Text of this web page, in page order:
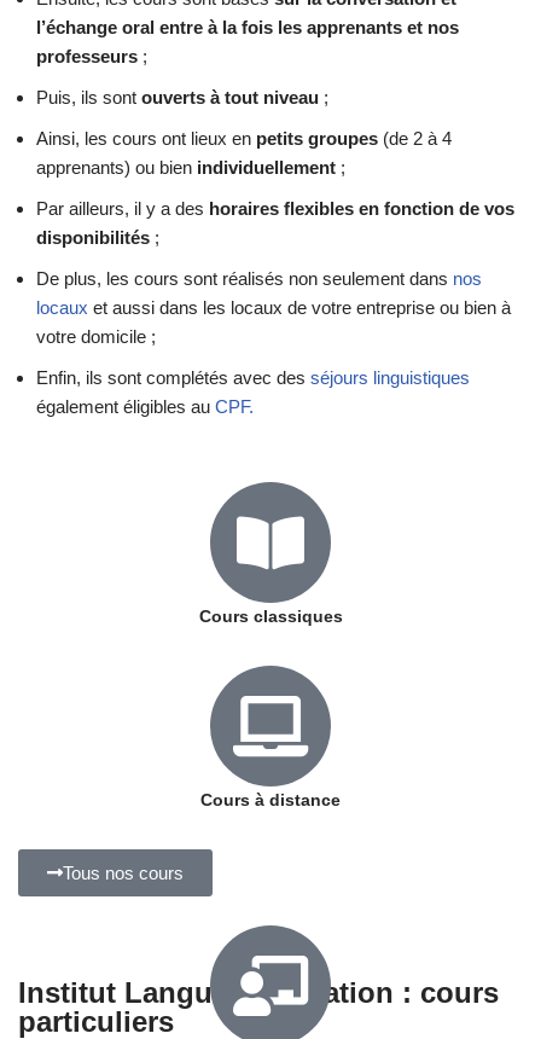
l’échange oral entre à la fois les apprenants et nos
professeurs ;
Puis, ils sont ouverts à tout niveau ;
Ainsi, les cours ont lieux en petits groupes (de 2 à 4
apprenants) ou bien individuellement ;
Par ailleurs, il y a des horaires flexibles en fonction de vos
disponibilités ;
De plus, les cours sont réalisés non seulement dans nos
locaux et aussi dans les locaux de votre entreprise ou bien à
votre domicile ;
Enfin, ils sont complétés avec des séjours linguistiques
également éligibles au CPF.
Cours classiques
Cours à distance
Tous nos cours
Institut Langues Éducation : cours
particuliers